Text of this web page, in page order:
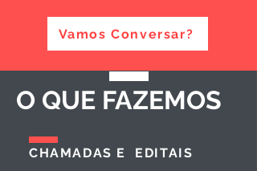
Vamos Conversar?
O QUE FAZEMOS
CHAMADAS E EDITAIS